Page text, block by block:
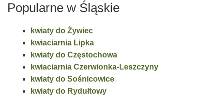
Popularne w Śląskie
kwiaty do Żywiec
kwiaciarnia Lipka
kwiaty do Częstochowa
kwiaciarnia Czerwionka-Leszczyny
kwiaty do Sośnicowice
kwiaty do Rydułtowy